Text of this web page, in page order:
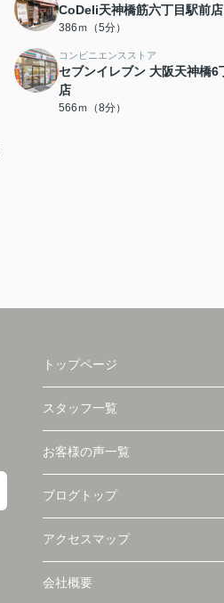
CoDeli天神橋筋六丁目駅前店
386ｍ（5分）
コンビニエンスストア
セブンイレブン 大阪天神橋6
店
566ｍ（8分）
トップページ
スタッフ一覧
お客様の声一覧
ブログトップ
アクセスマップ
会社概要